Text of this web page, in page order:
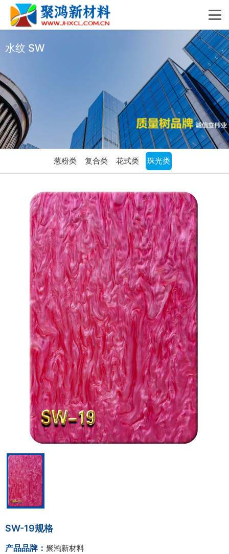
水纹 SW
葱粉类 复合类 花式类 珠光类
SW-19规格
产品品牌： 聚鸿新材料